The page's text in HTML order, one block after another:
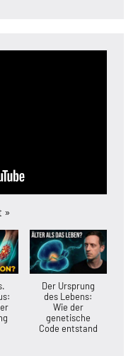
»
Der Ursprung
des Lebens:
Wie der
genetische
Code entstand